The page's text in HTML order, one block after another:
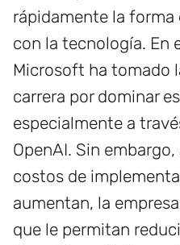
rápidamente la
con la tecnología. En
Microsoft ha tomado
carrera por dominar
especialmente a
OpenAI. Sin
costos de
aumentan, la
que le permitan